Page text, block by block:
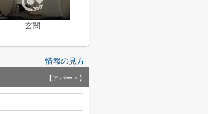
玄関
情報の見方
【アパート】